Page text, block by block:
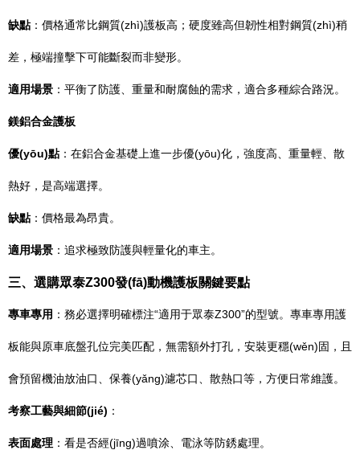
缺點：價格通常比鋼質(zhì)護板高；硬度雖高但韌性相對鋼質(zhì)稍
差，極端撞擊下可能斷裂而非變形。
適用場景 ：平衡了防護、重量和耐腐蝕的需求，適合多種綜合路況。
鎂鋁合金護板
優(yōu)點：在鋁合金基礎上進一步優(yōu)化，強度高、重量輕、散
熱好，是高端選擇。
缺點：價格最為昂貴。
適用場景 ：追求極致防護與輕量化的車主。
三、選購眾泰Z300發(fā)動機護板關鍵要點
專車專用 ：務必選擇明確標注“適用于眾泰Z300”的型號。專車專用護
板能與原車底盤孔位完美匹配，無需額外打孔，安裝更穩(wěn)固，且
會預留機油放油口、保養(yǎng)濾芯口、散熱口等，方便日常維護。
考察工藝與細節(jié) ：
表面處理 ：看是否經(jīng)過噴涂、電泳等防銹處理。